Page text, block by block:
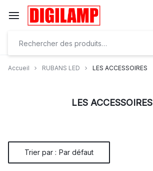
à/au
Ensemble
éclairons
projets
Accueil RUBANS LED LES ACCESSOIRES
LES ACCESSOIRES
Trier par : Par défaut